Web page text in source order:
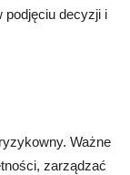
podjęciu decyzji i
Ważne
zarządzać